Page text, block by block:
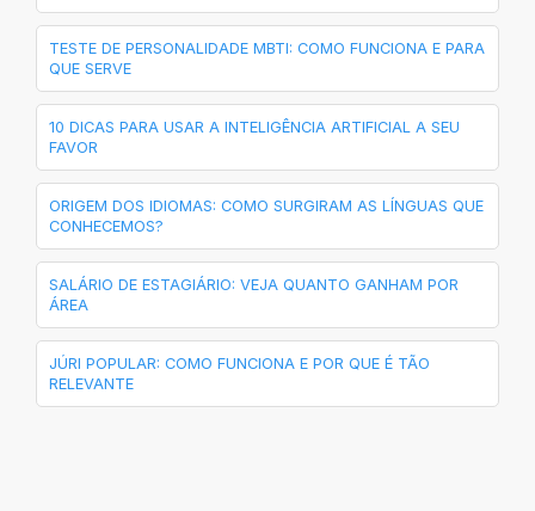
TESTE DE PERSONALIDADE MBTI: COMO FUNCIONA E PARA
QUE SERVE
10 DICAS PARA USAR A INTELIGÊNCIA ARTIFICIAL A SEU
FAVOR
ORIGEM DOS IDIOMAS: COMO SURGIRAM AS LÍNGUAS QUE
CONHECEMOS?
SALÁRIO DE ESTAGIÁRIO: VEJA QUANTO GANHAM POR
ÁREA
JÚRI POPULAR: COMO FUNCIONA E POR QUE É TÃO
RELEVANTE